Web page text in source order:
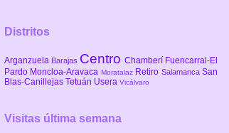
Distritos
Arganzuela Barajas Centro Chamberí Fuencarral-El
Pardo Moncloa-Aravaca Moratalaz Retiro SalamancaSan
Blas-Canillejas Tetuán Usera Vicálvaro
Visitas última semana